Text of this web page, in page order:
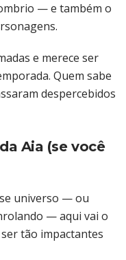
— e também o
e merece ser
Quem sabe
despercebidos
Aia (se você
universo — ou
— aqui vai o
tão impactantes